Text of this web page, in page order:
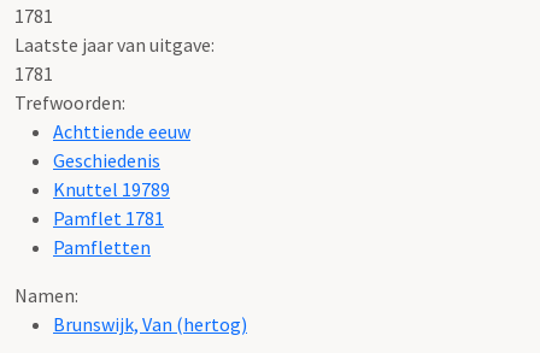
1781
Laatste jaar van uitgave:
1781
Trefwoorden:
Achttiende eeuw
Geschiedenis
Knuttel 19789
Pamflet 1781
Pamfletten
Namen:
Brunswijk, Van (hertog)